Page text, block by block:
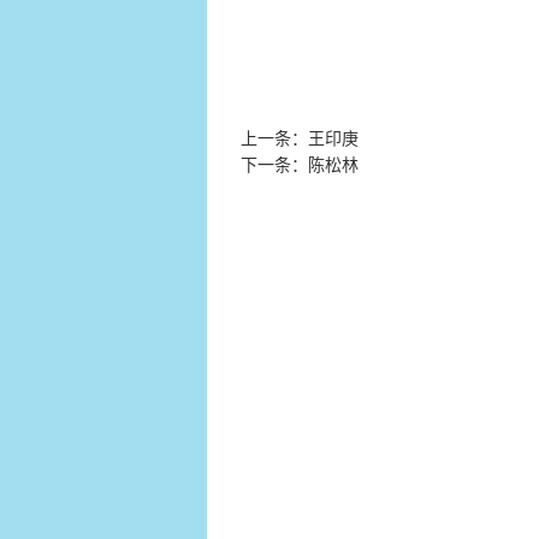
上一条：王印庚
下一条：陈松林